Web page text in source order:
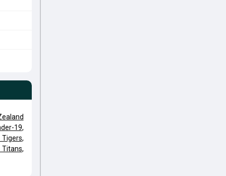
19,
Tigers,
Titans,